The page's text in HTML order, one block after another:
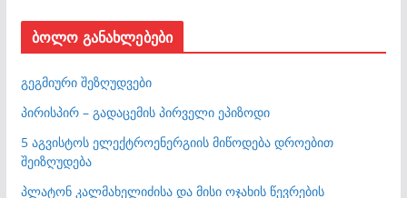
ბოლო განახლებები
გეგმიური შეზღუდვები
პირისპირ – გადაცემის პირველი ეპიზოდი
5 აგვისტოს ელექტროენერგიის მიწოდება დროებით
შეიზღუდება
პლატონ კალმახელიძისა და მისი ოჯახის წევრების